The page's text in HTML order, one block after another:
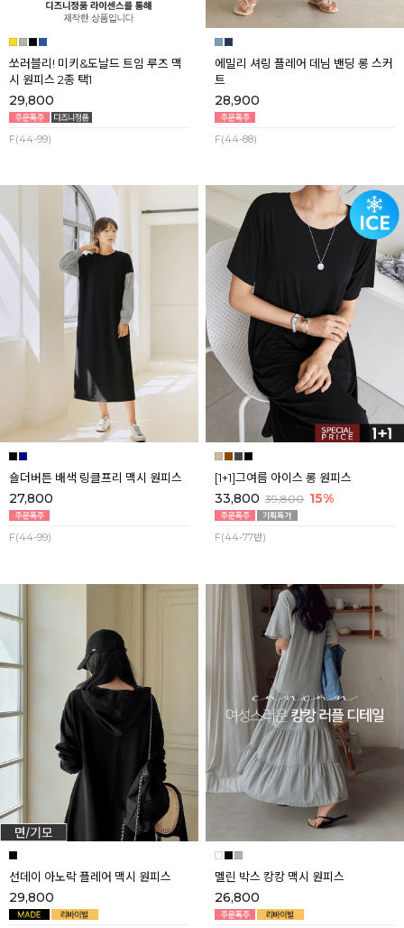
쏘러블리! 미키&도날드 트임 루즈 맥
시 원피스 2종 택1
29,800
F(44-99)
에밀리 셔링 플레어 데님 밴딩 롱 스커
트
28,900
F(44-88)
숄더버튼 배색 링클프리 맥시 원피스
27,800
F(44-99)
[1+1]그여름 아이스 롱 원피스
33,800 39,800 15%
F(44-77반)
선데이 아노락 플레어 맥시 원피스
29,800
멜린 박스 캉캉 맥시 원피스
26,800